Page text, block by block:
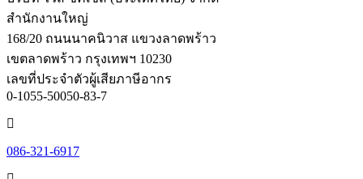
สำนักงานใหญ่
168/20 ถนนนาคนิวาส แขวงลาดพร้าว
เขตลาดพร้าว กรุงเทพฯ 10230
เลขที่ประจำตัวผู้เสียภาษีอากร
0-1055-50050-83-7
086-321-6917